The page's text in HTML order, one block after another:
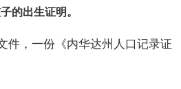
的出生证明。
件，一份《内华达州人口记录证